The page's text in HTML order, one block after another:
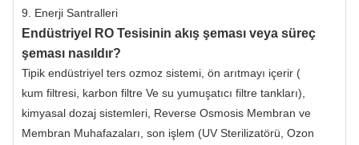
9. Enerji Santralleri
Endüstriyel RO Tesisinin akış şeması veya süreç
şeması nasıldır?
Tipik endüstriyel ters ozmoz sistemi, ön arıtmayı içerir (
kum filtresi, karbon filtre Ve su yumuşatıcı filtre tankları),
kimyasal dozaj sistemleri, Reverse Osmosis Membran ve
Membran Muhafazaları, son işlem (UV Sterilizatörü , Ozon